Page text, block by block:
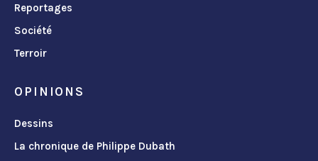
Reportages
Société
Terroir
OPINIONS
Dessins
La chronique de Philippe Dubath